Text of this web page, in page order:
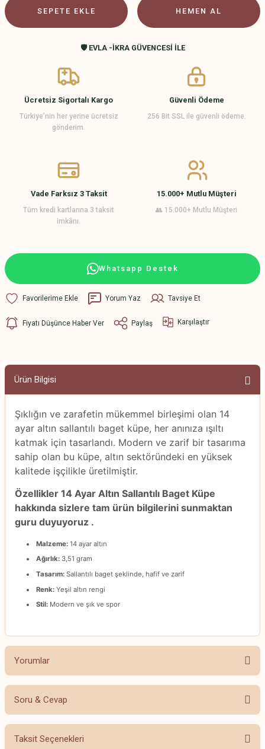
SEPETE EKLE HEMEN AL
🛡️ EVLA -İKRA GÜVENCESİ İLE
Ücretsiz Sigortalı Kargo
Türkiye’nin her yerine ücretsiz
gönderim.
Güvenli Ödeme
256 Bit SSL ile güvenli ödeme.
Vade Farksız 3 Taksit
Tüm kredi kartlarına 3 taksit
imkânı.
15.000+ Mutlu Müşteri
👥 15.000+ Mutlu Müşteri
Whatsapp Destek
Yorum Yaz Tavsiye Et
Fiyatı Düşünce Haber Ver Paylaş Karşılaştır
Ürün Bilgisi
Şıklığın ve zarafetin mükemmel birleşimi olan 14
ayar altın sallantılı baget küpe, her anınıza ışıltı
katmak için tasarlandı. Modern ve zarif bir tasarıma
sahip olan bu küpe, altın sektöründeki en yüksek
kalitede işçilikle üretilmiştir.
Özellikler 14 Ayar Altın Sallantılı Baget Küpe
hakkında sizlere tam ürün bilgilerini sunmaktan
guru duyuyoruz .
Malzeme: 14 ayar altın
Ağırlık: 3,51 gram
Tasarım: Sallantılı baget şeklinde, hafif ve zarif
Renk: Yeşil altın rengi
Stil: Modern ve şık ve spor
Yorumlar
Bu ürüne ilk yorumu siz yapın!
Soru & Cevap
Taksit Seçenekleri